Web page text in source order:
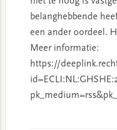
belanghebbende
een ander oordeel.
Meer informatie:
https://